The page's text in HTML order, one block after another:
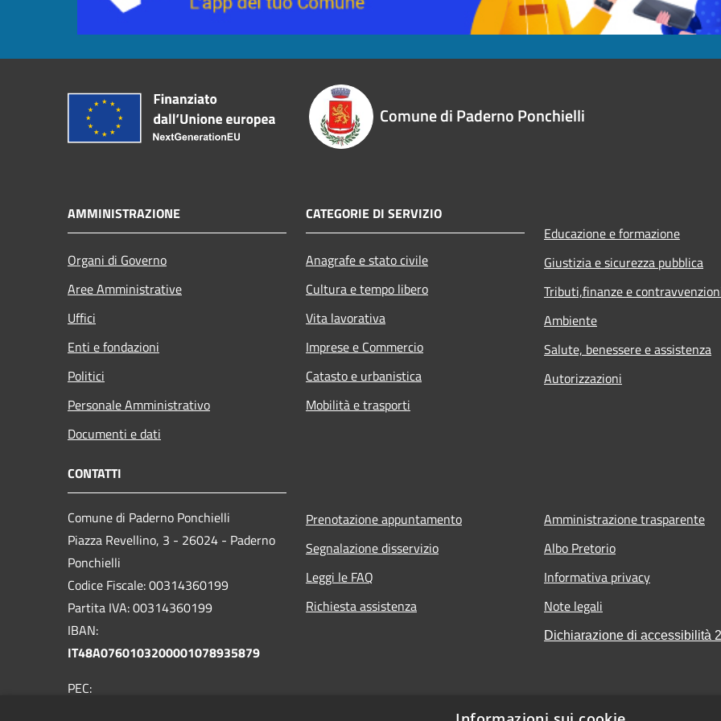
Comune di Paderno Ponchielli
AMMINISTRAZIONE
Organi di Governo
Aree Amministrative
Uffici
Enti e fondazioni
Politici
Personale Amministrativo
Documenti e dati
CATEGORIE DI SERVIZIO
Anagrafe e stato civile
Cultura e tempo libero
Vita lavorativa
Imprese e Commercio
Catasto e urbanistica
Mobilità e trasporti
Educazione e formazione
Giustizia e sicurezza pubblica
Tributi,finanze e
Ambiente
Salute, benessere e assistenza
Autorizzazioni
CONTATTI
Comune di Paderno Ponchielli
Piazza Revellino, 3 - 26024 - Paderno
Ponchielli
Codice Fiscale: 00314360199
Partita IVA: 00314360199
IBAN:
IT48A0760103200001078935879
PEC:
Prenotazione appuntamento
Segnalazione disservizio
Leggi le FAQ
Richiesta assistenza
Amministrazione trasparente
Albo Pretorio
Informativa privacy
Note legali
Dichiarazione di accessibilità